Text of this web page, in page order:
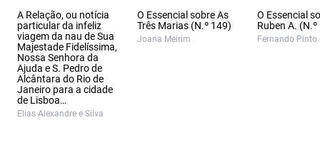
A Relação, ou notícia
particular da infeliz
viagem da nau de Sua
Majestade Fidelíssima,
Nossa Senhora da
Ajuda e S. Pedro de
Alcântara do Rio de
Janeiro para a cidade
de Lisboa…
Elias Alexandre e Silva
O Essencial sobre As
Três Marias (N.º 149)
Joana Meirim
O Essencial
Ruben A.
Fernando